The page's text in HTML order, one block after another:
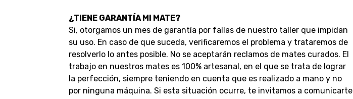
¿TIENE GARANTÍA MI MATE?
Si, otorgamos un mes de garantía por fallas de nuestro taller que impidan
su uso. En caso de que suceda, verificaremos el problema y trataremos de
resolverlo lo antes posible. No se aceptarán reclamos de mates curados. El
trabajo en nuestros mates es 100% artesanal, en el que se trata de lograr
la perfección, siempre teniendo en cuenta que es realizado a mano y no
por ninguna máquina. Si esta situación ocurre, te invitamos a comunicarte